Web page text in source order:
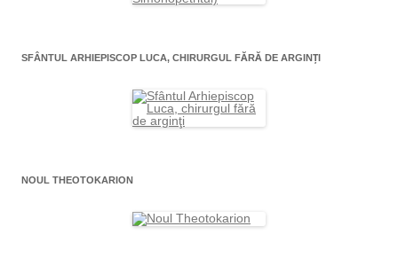
SFÂNTUL ARHIEPISCOP LUCA, CHIRURGUL FĂRĂ DE ARGINŢI
NOUL THEOTOKARION